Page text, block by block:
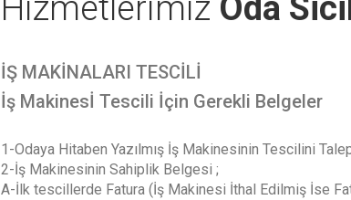
Hizmetlerimiz Oda
İŞ MAKİNALARI TESCİLİ
İş Makinesİ Tescili İçin Gerekli Belgeler
1-Odaya Hitaben Yazılmış İş Makinesinin Tescilini
2-İş Makinesinin Sahiplik Belgesi ;
A-İlk tescillerde Fatura (İş Makinesi İthal Edilmiş İse